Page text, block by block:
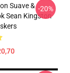
Suave &
Sean Kingston
-20%